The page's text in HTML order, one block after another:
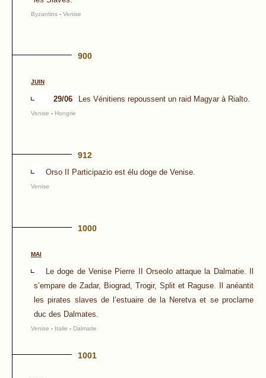
Byzantins - Venise
900
JUIN
29/06 Les Vénitiens repoussent un raid Magyar à Rialto.
Venise - Hongrie
912
Orso II Participazio est élu doge de Venise.
Venise
1000
MAI
Le doge de Venise Pierre II Orseolo attaque la Dalmatie. Il
s’empare de Zadar, Biograd, Trogir, Split et Raguse. Il anéantit
les pirates slaves de l’estuaire de la Neretva et se proclame
duc des Dalmates.
Venise - Italie - Dalmatie
1001